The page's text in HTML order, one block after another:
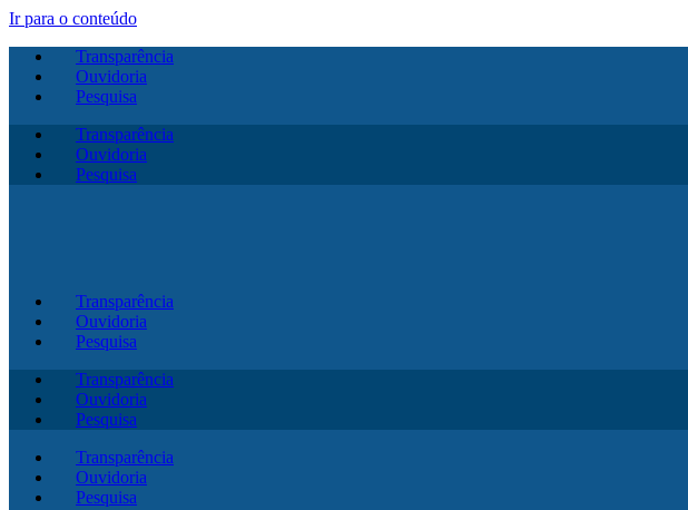
Ir para o conteúdo
Transparência
Ouvidoria
Pesquisa
Transparência
Ouvidoria
Pesquisa
Transparência
Ouvidoria
Pesquisa
Transparência
Ouvidoria
Pesquisa
Transparência
Ouvidoria
Pesquisa